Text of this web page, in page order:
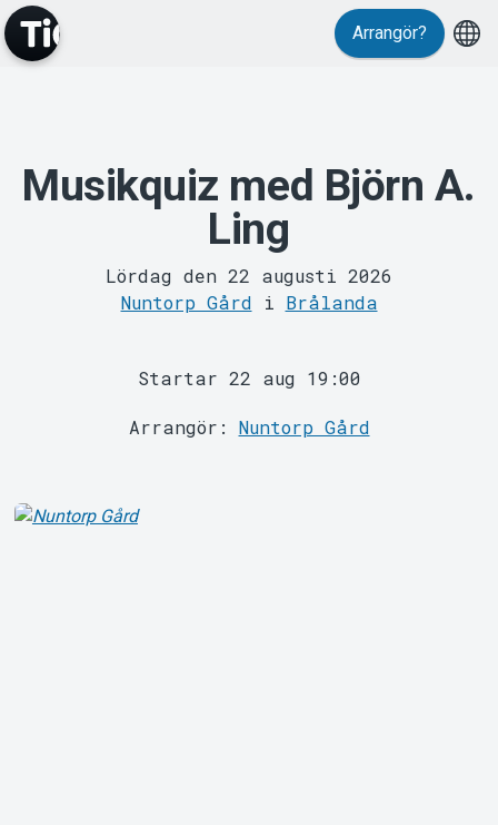
MyTickster
Arrangör?
Musikquiz med Björn A.
Ling
Lördag den 22 augusti 2026
Nuntorp Gård i Brålanda
Startar 22 aug 19:00
Arrangör: Nuntorp Gård